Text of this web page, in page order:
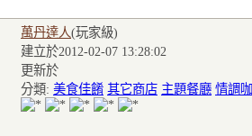
萬丹達人(玩家級)
建立於2012-02-07 13:28:02
更新於
分類: 美食佳餚 其它商店 主題餐廳 情調